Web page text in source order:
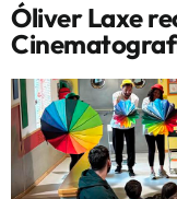
Óliver Laxe